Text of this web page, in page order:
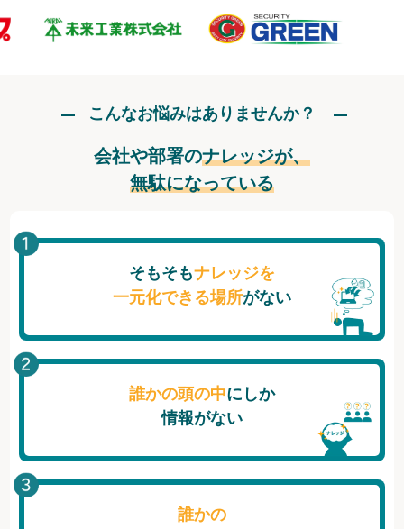
こんなお悩みはありませんか？
会社や部署のナレッジが、
無駄になっている
そもそもナレッジを
一元化できる場所がない
誰かの頭の中にしか
情報がない
誰かの